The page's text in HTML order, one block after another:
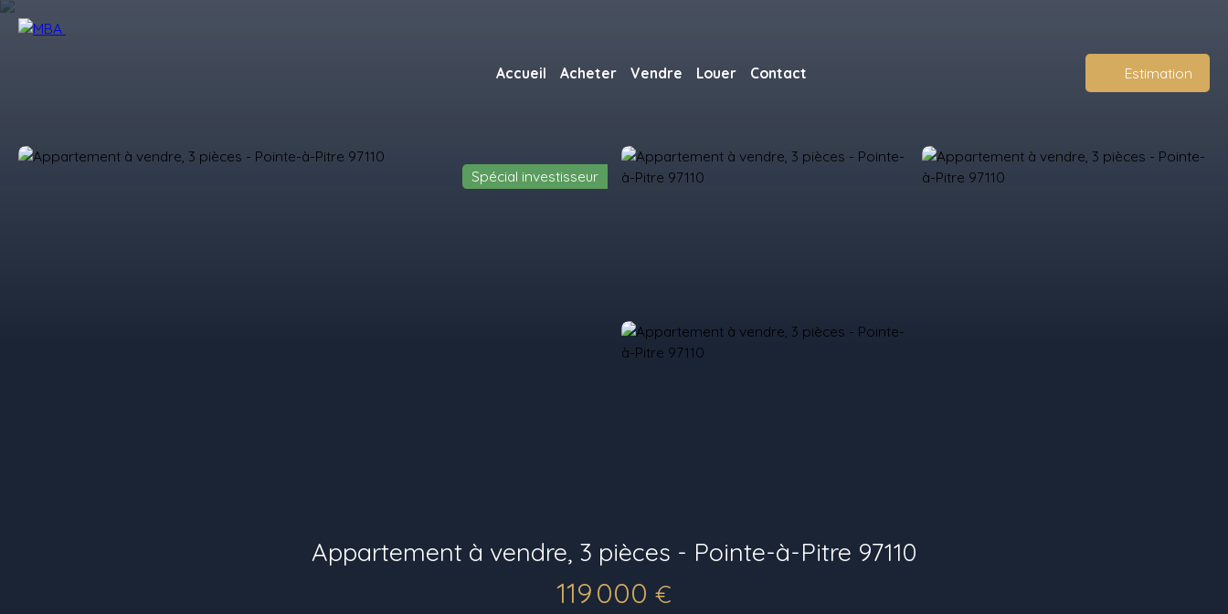
Accueil Acheter Vendre Louer Contact Estimation
Spécial investisseur
Appartement à vendre, 3 pièces - Pointe-à-Pitre 97110
119 000 €